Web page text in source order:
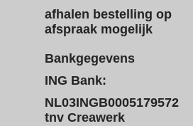
afhalen bestelling op
afspraak mogelijk
Bankgegevens
ING Bank:
NL03INGB0005179572
tnv Creawerk